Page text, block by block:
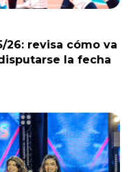
26: revisa cómo va
la fecha